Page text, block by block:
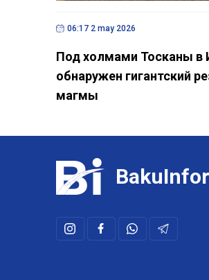
06:17 2 may 2026
Под холмами Тосканы в
обнаружен гигантский
магмы